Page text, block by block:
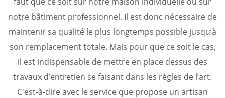
notre bâtiment professionnel. Il est donc nécessaire de
maintenir sa qualité le plus longtemps possible jusqu’à
son remplacement totale. Mais pour que ce soit le cas,
il est indispensable de mettre en place dessus des
travaux d’entretien se faisant dans les règles de l’art.
C'est-à-dire avec le service que propose un artisan